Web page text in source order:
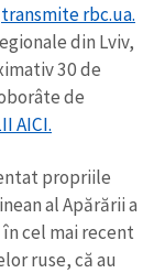
transmite rbc.ua.
din Lviv,
30 de
de
AICI.
propriile
al Apărării a
cel mai recent
ruse, că au